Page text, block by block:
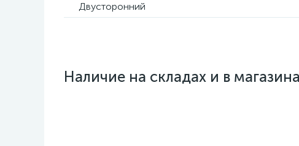
Двусторонний
Наличие на складах и в